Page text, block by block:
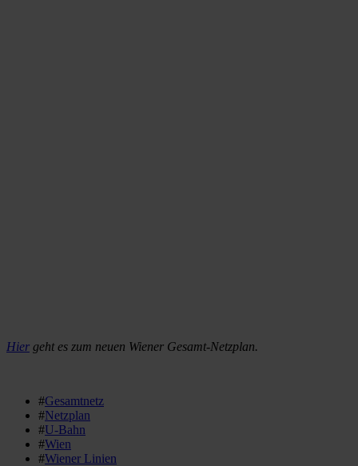
Hier geht es zum neuen Wiener Gesamt-Netzplan.
#Gesamtnetz
#Netzplan
#U-Bahn
#Wien
#Wiener Linien